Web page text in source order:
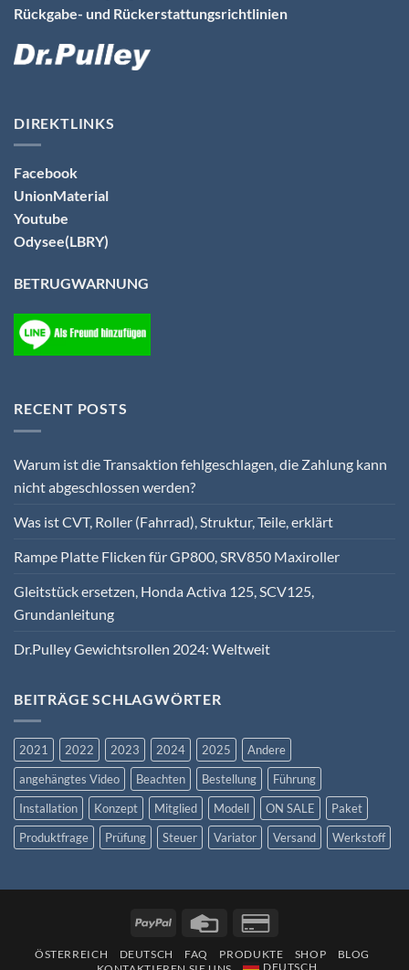
Rückgabe- und Rückerstattungsrichtlinien
DIREKTLINKS
Facebook
UnionMaterial
Youtube
Odysee(LBRY)
BETRUGWARNUNG
RECENT POSTS
Warum ist die Transaktion fehlgeschlagen, die Zahlung kann
nicht abgeschlossen werden?
Was ist CVT, Roller (Fahrrad), Struktur, Teile, erklärt
Rampe Platte Flicken für GP800, SRV850 Maxiroller
Gleitstück ersetzen, Honda Activa 125, SCV125,
Grundanleitung
Dr.Pulley Gewichtsrollen 2024: Weltweit
BEITRÄGE SCHLAGWÖRTER
2021 2022 2023 2024 2025
Andere
angehängtes Video
Beachten Bestellung
Führung
Installation
Konzept Mitglied Modell ON SALE
Paket
Produktfrage
Prüfung Steuer Variator Versand Werkstoff
ÖSTERREICH DEUTSCH FAQ PRODUKTE SHOP
BLOG
DEUTSCH